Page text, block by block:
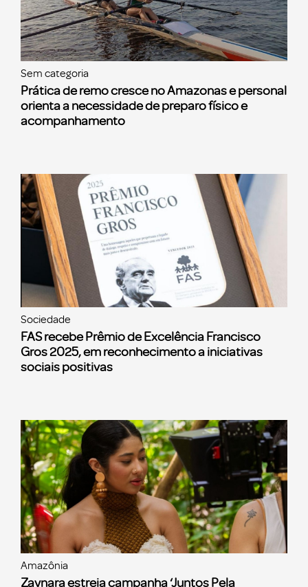
Sem categoria
Prática de remo cresce no Amazonas e personal
orienta a necessidade de preparo físico e
acompanhamento
Sociedade
FAS recebe Prêmio de Excelência Francisco
Gros 2025, em reconhecimento a iniciativas
sociais positivas
Amazônia
Zaynara estreia campanha ‘Juntos Pela